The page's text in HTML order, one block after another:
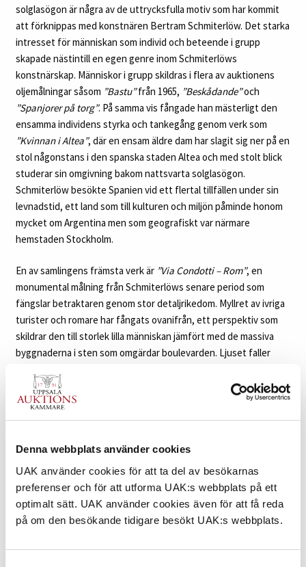
Denna webbplats använder cookies
UAK använder cookies för att ta del av besökarnas
preferenser och för att utforma UAK:s webbplats på ett
optimalt sätt. UAK använder cookies även för att få reda
på om den besökande tidigare besökt UAK:s webbplats.
solglasögon är några av de uttrycksfulla motiv som har kommit
att förknippas med konstnären Bertram Schmiterlöw. Det starka
intresset för människan som individ och beteende i grupp
skapade nästintill en egen genre inom Schmiterlöws
konstnärskap. Människor i grupp skildras i flera av auktionens
oljemålningar såsom ”Bastu”från 1965, ”Beskådande”och
”Spanjorer på torg”. På samma vis fångade han mästerligt den
ensamma individens styrka och tankegång genom verk som
”Kvinnan i Altea”, där en ensam äldre dam har slagit sig ner på en
stol någonstans i den spanska staden Altea och med stolt blick
studerar sin omgivning bakom nattsvarta solglasögon.
Schmiterlöw besökte Spanien vid ett flertal tillfällen under sin
levnadstid, ett land som till kulturen och miljön påminde honom
mycket om Argentina men som geografiskt var närmare
hemstaden Stockholm.
En av samlingens främsta verk är ”Via Condotti – Rom”, en
monumental målning från Schmiterlöws senare period som
fängslar betraktaren genom stor detaljrikedom. Myllret av ivriga
turister och romare har fångats ovanifrån, ett perspektiv som
skildrar den till storlek lilla människan jämfört med de massiva
byggnaderna i sten som omgärdar boulevarden. Ljuset faller
pågår full aktivitet.
Flertalet av de konstverk som nu bjuds ut till försäljning ställdes
två världar”som ägde rum på Prins Eugens Waldemarsudde
vintern 2000–2001. Auktionen erbjuder några av konstnärens
främsta målningar samt akvareller som aldrig tidigare varit ute på
marknaden. Bertram Schmiterlöw tilldelades 1974 Vasaorden för
sin betydande konstnärliga gärning, samt 2002 Argentinas